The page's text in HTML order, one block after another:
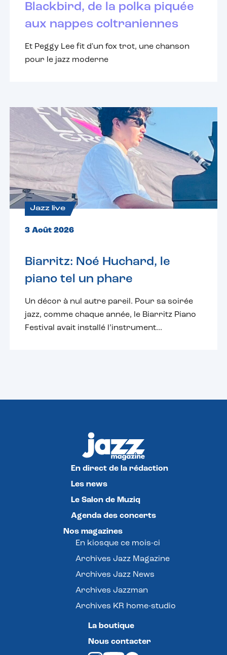
Blackbird, de la polka piquée
aux nappes coltraniennes
Et Peggy Lee fit d'un fox trot, une chanson
pour le jazz moderne
Jazz live
3 Août 2026
Biarritz: Noé Huchard, le
piano tel un phare
Un décor à nul autre pareil. Pour sa soirée
jazz, comme chaque année, le Biarritz Piano
Festival avait installé l’instrument...
En direct de la rédaction
Les news
Le Salon de Muziq
Agenda des concerts
Nos magazines
En kiosque ce mois-ci
Archives Jazz Magazine
Archives Jazz News
Archives Jazzman
Archives KR home-studio
La boutique
Nous contacter